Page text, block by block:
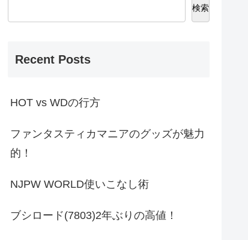
検索
Recent Posts
HOT vs WDの行方
ファンタスティカマニアのグッズが魅力
的！
NJPW WORLD使いこなし術
ブシロード(7803)2年ぶりの高値！